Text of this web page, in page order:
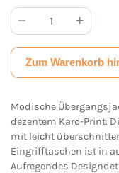
Anzahl
Zum Warenkorb
Modische
dezentem Karo-Print.
mit leicht
Eingrifftaschen ist in
Aufregendes